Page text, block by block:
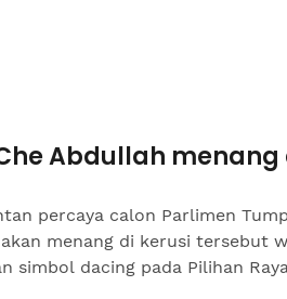
Che Abdullah menang
percaya calon Parlimen
menang di kerusi tersebut
simbol dacing pada Pilihan